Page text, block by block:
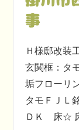
事
Ｈ様邸改
玄関框：タ
垢フロー
タモＦＪＬ
ＤＫ 床☆